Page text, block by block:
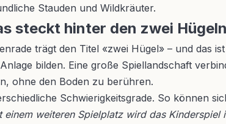
Stauden und Wildkräuter.
steckt hinter den zwei Hügeln
trägt den Titel «zwei Hügel» – und das
bilden. Eine große Spiellandschaft
ohne den Boden zu berühren.
Schwierigkeitsgrade. So können
einem weiteren Spielplatz wird das Kinderspiel